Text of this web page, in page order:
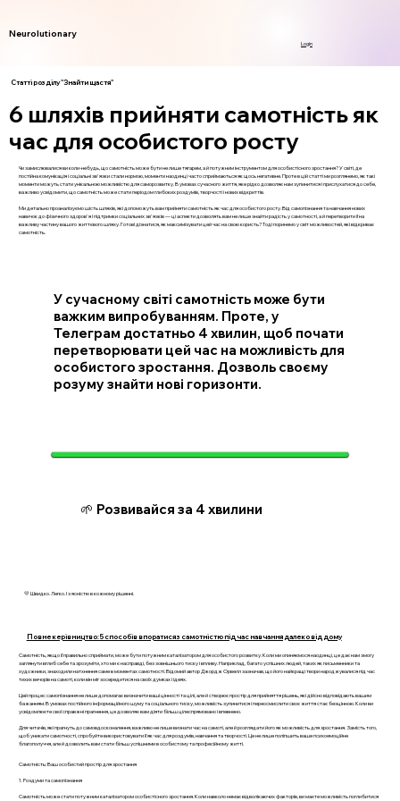
Neurolutionary
Login
Статті розділу "Знайти щастя"
6 шляхів прийняти самотність як
час для особистого росту
Чи замислювалися ви коли-небудь, що самотність може бути не лише тягарем, а й потужним інструментом для особистісного зростання? У світі, де
постійна комунікація і соціальні зв'язки стали нормою, моменти наодинці часто сприймаються як щось негативне. Проте в цій статті ми розглянемо, як такі
моменти можуть стати унікальною можливістю для саморозвитку. В умовах сучасного життя, яке рідко дозволяє нам зупинитися і прислухатися до себе,
важливо усвідомити, що самотність може стати періодом глибоких роздумів, творчості і нових відкриттів.
Ми детально проаналізуємо шість шляхів, які допоможуть вам прийняти самотність як час для особистого росту. Від самопізнання та навчання нових
навичок до фізичного здоров'я і підтримки соціальних зв'язків — ці аспекти дозволять вам не лише знайти радість у самотності, а й перетворити її на
важливу частину вашого життєвого шляху. Готові дізнатися, як максимізувати цей час на свою користь? Тоді поринемо у світ можливостей, які відкриває
самотність.
У сучасному світі самотність може бути
важким випробуванням. Проте, у
Телеграм достатньо 4 хвилин, щоб почати
перетворювати цей час на можливість для
особистого зростання. Дозволь своєму
розуму знайти нові горизонти.
🌱 Розвивайся за 4 хвилини
💛 Швидко. Легко. І з ясністю в кожному рішенні.
Повне керівництво: 5 способів впоратися з самотністю під час навчання далеко від дому
Самотність, якщо її правильно сприймати, може бути потужним каталізатором для особистого розвитку. Коли ми опиняємося наодинці, це дає нам змогу
заглянути вглиб себе та зрозуміти, хто ми є насправді, без зовнішнього тиску і впливу. Наприклад, багато успішних людей, таких як письменники та
художники, знаходили натхнення саме в моментах самотності. Відомий автор Джордж Орвелл зазначав, що його найкращі твори народжувалися під час
тихих вечорів на самоті, коли він міг зосередитися на своїх думках і ідеях.
Цей процес самопізнання не лише допомагає визначити ваші цінності та цілі, але й створює простір для прийняття рішень, які дійсно відповідають вашим
бажанням. В умовах постійного інформаційного шуму та соціального тиску, можливість зупинитися і переосмислити своє життя стає безцінною. Коли ви
усвідомлюєте свої справжні прагнення, це дозволяє вам діяти більш цілеспрямовано і впевнено.
Для читачів, які прагнуть до самовдосконалення, важливо не лише визнати час на самоті, але й розглядати його як можливість для зростання. Замість того,
щоб уникати самотності, спробуйте використовувати її як час для роздумів, навчання та творчості. Це не лише поліпшить ваше психоемоційне
благополуччя, але й дозволить вам стати більш успішними в особистому та професійному житті.
Самотність: Ваш особистий простір для зростання
1. Роздуми та самопізнання
Самотність може стати потужним каталізатором особистісного зростання. Коли навколо немає відволікаючих факторів, ви маєте можливість поглибитися